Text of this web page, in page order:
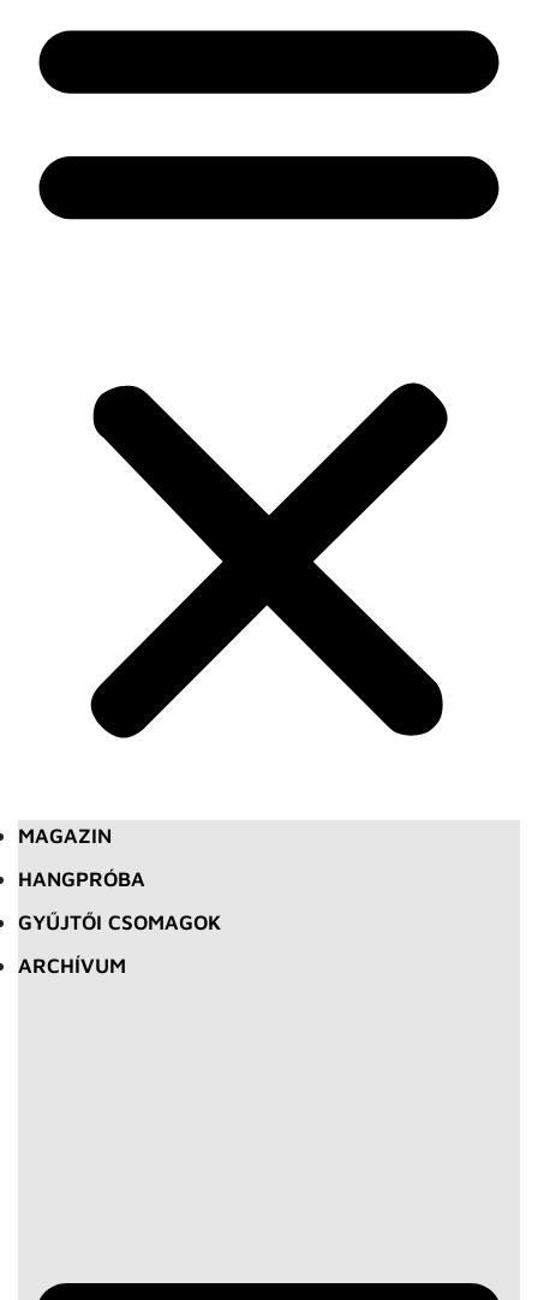
MAGAZIN
HANGPRÓBA
GYŰJTŐI CSOMAGOK
ARCHÍVUM